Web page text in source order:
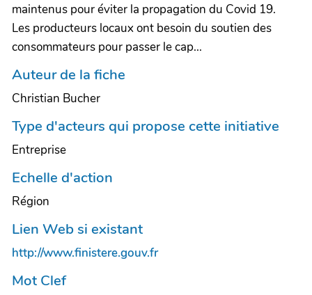
maintenus pour éviter la propagation du Covid 19.
Les producteurs locaux ont besoin du soutien des
consommateurs pour passer le cap...
Auteur de la fiche
Christian Bucher
Type d'acteurs qui propose cette initiative
Entreprise
Echelle d'action
Région
Lien Web si existant
http://www.finistere.gouv.fr
Mot Clef